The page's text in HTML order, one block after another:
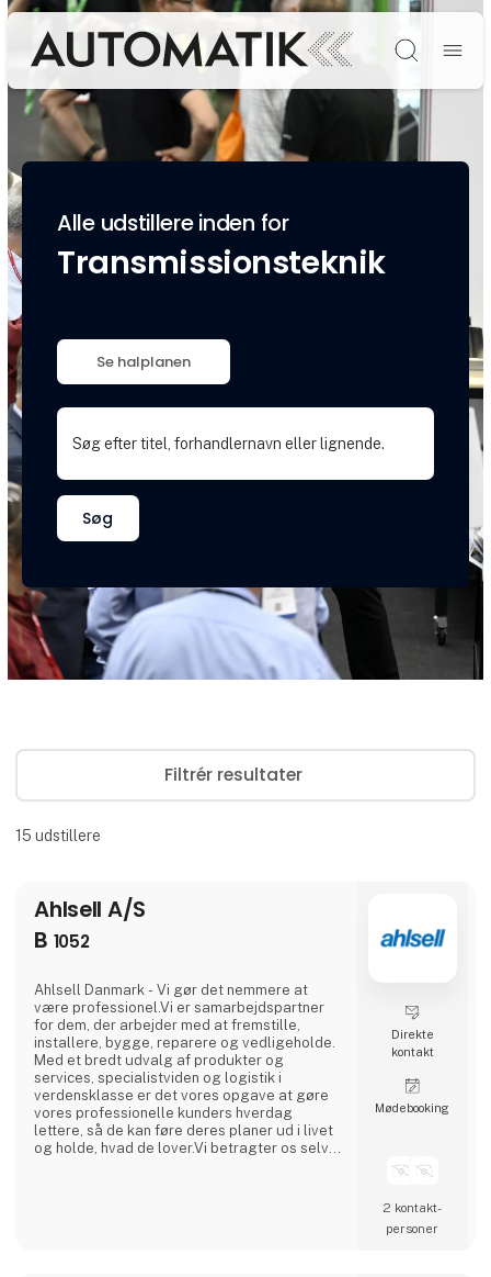
Søg
Alle udstillere inden for
Transmissionsteknik
Se halplanen
Søg efter titel, forhandlernavn eller lignende.
Søg
Filtrér resultater
15 udstillere
Ahlsell A/S
B 1052
Ahlsell Danmark - Vi gør det nemmere at
være professionel.Vi er samarbejdspartner
for dem, der arbejder med at fremstille,
installere, bygge, reparere og vedligeholde.
Med et bredt udvalg af produkter og
services, specialistviden og logistik i
verdensklasse er det vores opgave at gøre
vores professionelle kunders hverdag
lettere, så de kan føre deres planer ud i livet
og holde, hvad de lover.Vi betragter os selv
Direkte
kontakt
Møde­booking
2 kontakt­
personer